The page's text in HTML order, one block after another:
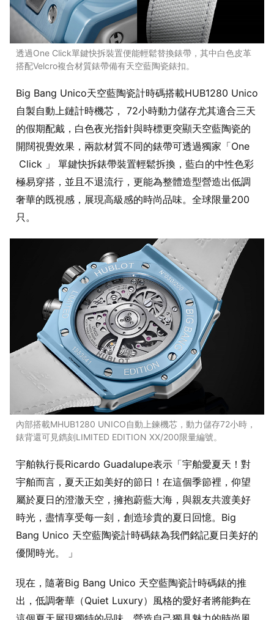
透過One Click單鍵快拆裝置便能輕鬆替換錶帶，其中白色皮革
搭配Velcro複合材質錶帶備有天空藍陶瓷錶扣。
Big Bang Unico天空藍陶瓷計時碼搭載HUB1280 Unico
自製自動上鏈計時機芯， 72小時動力儲存尤其適合三天
的假期配戴，白色夜光指針與時標更突顯天空藍陶瓷的
開闊視覺效果，兩款材質不同的錶帶可透過獨家「One
Click 」 單鍵快拆錶帶裝置輕鬆拆換，藍白的中性色彩
極易穿搭，並且不退流行，更能為整體造型營造出低調
奢華的既視感，展現高級感的時尚品味。全球限量200
只。
內部搭載MHUB1280 UNICO自動上鍊機芯，動力儲存72小時，
錶背還可見鐫刻LIMITED EDITION XX/200限量編號。
宇舶執行長Ricardo Guadalupe表示「宇舶愛夏天！對
宇舶而言，夏天正如美好的節日！在這個季節裡，仰望
屬於夏日的澄澈天空，擁抱蔚藍大海，與親友共渡美好
時光，盡情享受每一刻，創造珍貴的夏日回憶。Big
Bang Unico 天空藍陶瓷計時碼錶為我們銘記夏日美好的
優閒時光。 」
現在，隨著Big Bang Unico 天空藍陶瓷計時碼錶的推
出，低調奢華（Quiet Luxury）風格的愛好者將能夠在